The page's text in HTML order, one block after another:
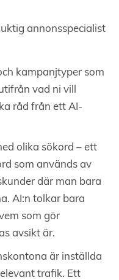
annonsspecialist
kampanjtyper som
vad ni vill
råd från ett AI-
olika sökord – ett
som används av
där man bara
AI:n tolkar bara
som gör
avsikt är.
är inställda
trafik. Ett